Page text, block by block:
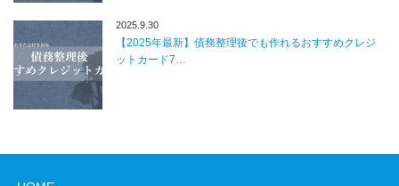
2025.9.30
【2025年最新】債務整理後でも作れるおすすめクレジ
ットカード7…